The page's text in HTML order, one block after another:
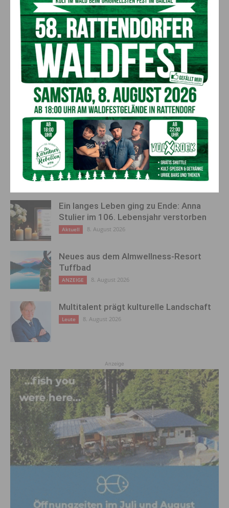
wünschen ein gutes neues Jahr. Wir freuen uns auf ein
Wiedersehen beim „Einkaufen Daheim“!
Vorheriger Artikel
Nassfeld: Eröffnung des
Restaurants NIVIS – Wo der
Winter zu Hause ist
Nächster Artikel
Hobbykünstler-Ausstellung in
Nötsch
AKTUELLES
Ein langes Leben ging zu Ende: Anna
Stulier im 106. Lebensjahr verstorben
Aktuell 8. August 2026
Neues aus dem Almwellness-Resort
Tuffbad
ANZEIGE 8. August 2026
Multitalent prägt kulturelle Landschaft
Leute 8. August 2026
Anzeige